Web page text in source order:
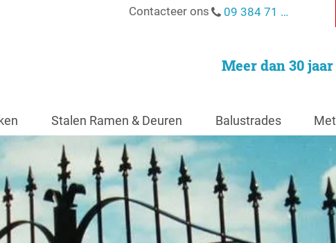
Contacteer ons 09 384 71 93
Meer dan 30
Stalen Ramen & Deuren Balustrades